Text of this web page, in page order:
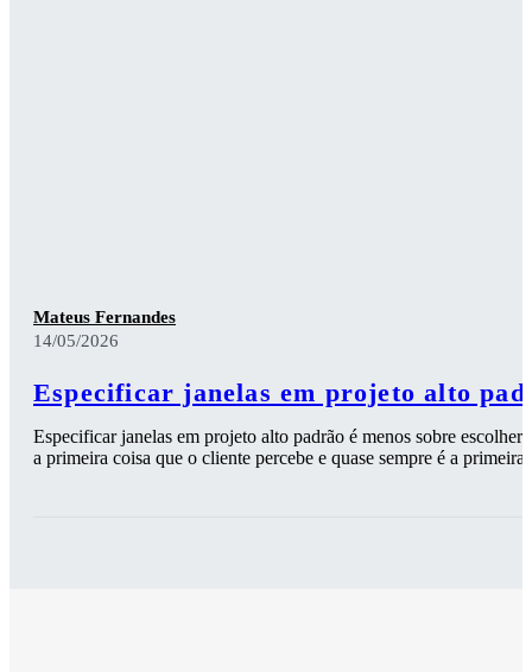
Mateus Fernandes
14/05/2026
Especificar janelas em projeto alto
Especificar janelas em projeto alto padrão é menos sobre
a primeira coisa que o cliente percebe e quase sempre é a